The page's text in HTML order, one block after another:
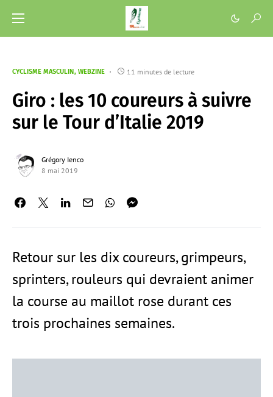
CYCLISME MASCULIN WEBZINE 11 minutes de lecture
Giro : les 10 coureurs à suivre
sur le Tour d’Italie 2019
Grégory Ienco
8 mai 2019
Retour sur les dix coureurs, grimpeurs,
sprinters, rouleurs qui devraient animer
la course au maillot rose durant ces
trois prochaines semaines.